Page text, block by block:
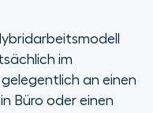
im
an einen
Büro oder einen